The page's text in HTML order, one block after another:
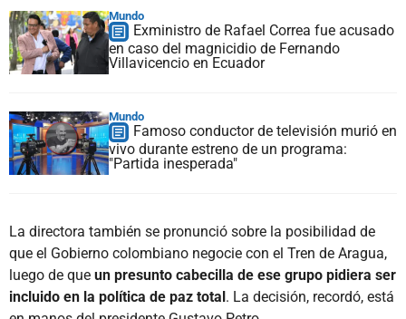
Mundo
Exministro de Rafael Correa fue acusado
en caso del magnicidio de Fernando
Villavicencio en Ecuador
Mundo
Famoso conductor de televisión murió en
vivo durante estreno de un programa:
"Partida inesperada"
La directora también se pronunció sobre la posibilidad de
que el Gobierno colombiano negocie con el Tren de Aragua,
luego de que un presunto cabecilla de ese grupo pidiera ser
incluido en la política de paz total. La decisión, recordó, está